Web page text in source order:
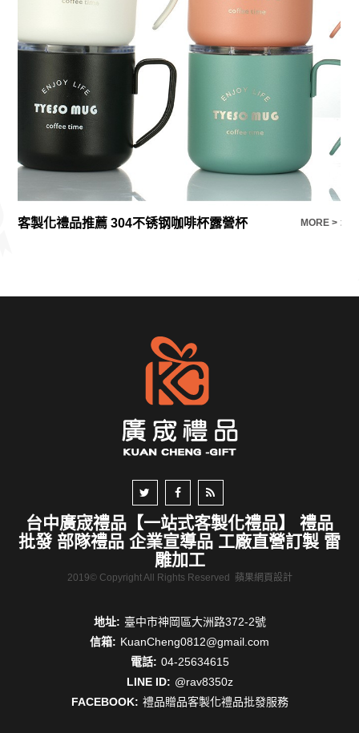
客製化禮品推薦 304不锈钢咖啡杯露營杯 MORE > 名
台中廣宬禮品【一站式客製化禮品】 禮品
批發 部隊禮品 企業宣導品 工廠直營訂製 雷
雕加工
2019© Copyright All Rights Reserved 蘋果網頁設計
地址: 臺中市神岡區大洲路372-2號
信箱: KuanCheng0812@gmail.com
電話: 04-25634615
LINE ID: @rav8350z
FACEBOOK: 禮品贈品客製化禮品批發服務